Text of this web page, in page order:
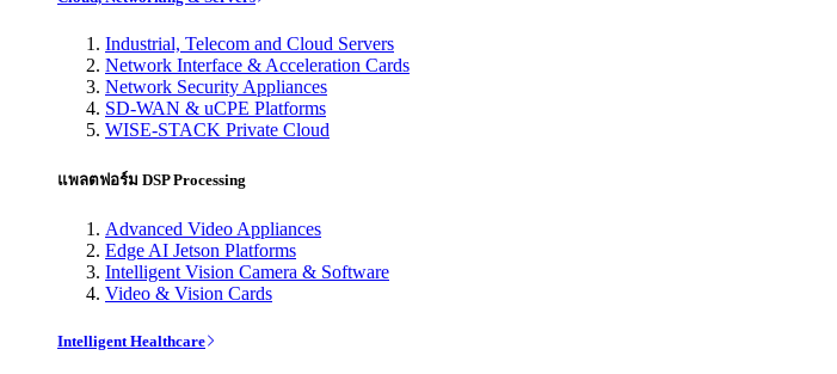
Industrial, Telecom and Cloud Servers
Network Interface & Acceleration Cards
Network Security Appliances
SD-WAN & uCPE Platforms
WISE-STACK Private Cloud
แพลตฟอร์ม DSP Processing
Advanced Video Appliances
Edge AI Jetson Platforms
Intelligent Vision Camera & Software
Video & Vision Cards
Intelligent Healthcare